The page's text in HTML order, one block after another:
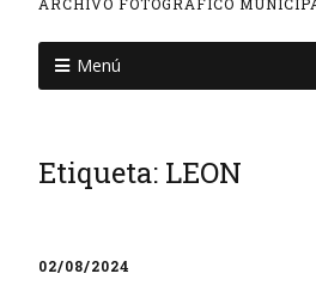
Menú
Etiqueta: LEON
02/08/2024